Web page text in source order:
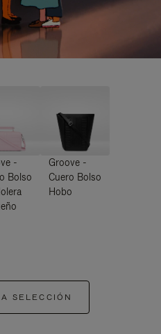
-
Bolso
Groove -
Cuero Bolso
Hobo
SELECCIÓN